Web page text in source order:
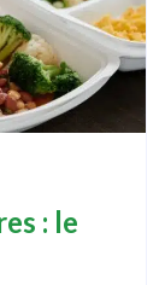
: le